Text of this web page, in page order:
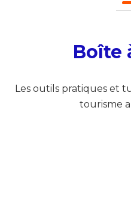
Boîte
Les outils pratiques et
tourisme